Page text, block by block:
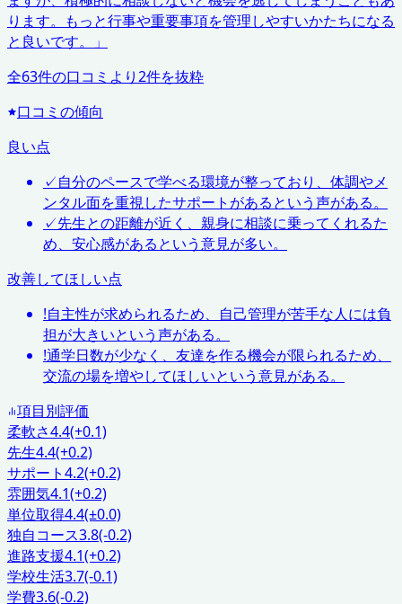
ります。もっと行事や重要事項を管理しやすいかたちになる
と良いです。
」
全63件の口コミより2件を抜粋
口コミの傾向
良い点
✓自分のペースで学べる環境が整っており、体調やメ
ンタル面を重視したサポートがあるという声がある。
✓先生との距離が近く、親身に相談に乗ってくれるた
め、安心感があるという意見が多い。
改善してほしい点
!自主性が求められるため、自己管理が苦手な人には負
担が大きいという声がある。
!通学日数が少なく、友達を作る機会が限られるため、
交流の場を増やしてほしいという意見がある。
項目別評価
柔軟さ4.4(+0.1)
先生4.4(+0.2)
サポート4.2(+0.2)
雰囲気4.1(+0.2)
単位取得4.4(±0.0)
独自コース3.8(-0.2)
進路支援4.1(+0.2)
学校生活3.7(-0.1)
学費3.6(-0.2)